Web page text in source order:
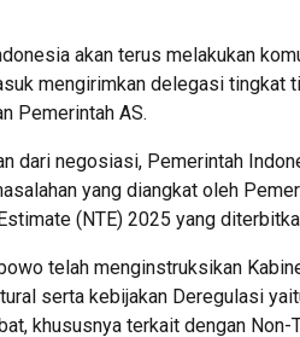
akan terus melakukan
mengirimkan delegasi tingkat
Pemerintah AS.
dari negosiasi, Pemerintah
yang diangkat oleh
(NTE) 2025 yang
telah menginstruksikan
serta kebijakan Deregulasi
khususnya terkait dengan